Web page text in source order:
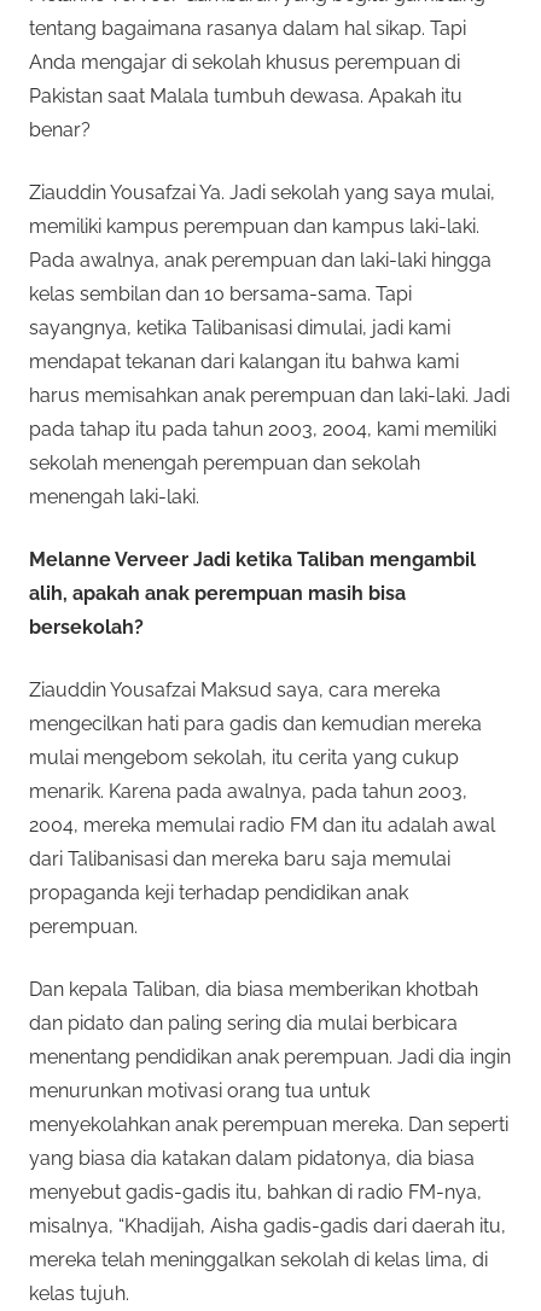
tentang bagaimana rasanya dalam hal sikap. Tapi
Anda mengajar di sekolah khusus perempuan di
Pakistan saat Malala tumbuh dewasa. Apakah itu
benar?
Ziauddin Yousafzai Ya. Jadi sekolah yang saya mulai,
memiliki kampus perempuan dan kampus laki-laki.
Pada awalnya, anak perempuan dan laki-laki hingga
kelas sembilan dan 10 bersama-sama. Tapi
sayangnya, ketika Talibanisasi dimulai, jadi kami
mendapat tekanan dari kalangan itu bahwa kami
harus memisahkan anak perempuan dan laki-laki. Jadi
pada tahap itu pada tahun 2003, 2004, kami memiliki
sekolah menengah perempuan dan sekolah
menengah laki-laki.
Melanne Verveer Jadi ketika Taliban mengambil
alih, apakah anak perempuan masih bisa
bersekolah?
Ziauddin Yousafzai Maksud saya, cara mereka
mengecilkan hati para gadis dan kemudian mereka
mulai mengebom sekolah, itu cerita yang cukup
menarik. Karena pada awalnya, pada tahun 2003,
2004, mereka memulai radio FM dan itu adalah awal
dari Talibanisasi dan mereka baru saja memulai
propaganda keji terhadap pendidikan anak
perempuan.
Dan kepala Taliban, dia biasa memberikan khotbah
dan pidato dan paling sering dia mulai berbicara
menentang pendidikan anak perempuan. Jadi dia ingin
menurunkan motivasi orang tua untuk
menyekolahkan anak perempuan mereka. Dan seperti
yang biasa dia katakan dalam pidatonya, dia biasa
menyebut gadis-gadis itu, bahkan di radio FM-nya,
misalnya, “Khadijah, Aisha gadis-gadis dari daerah itu,
mereka telah meninggalkan sekolah di kelas lima, di
kelas tujuh.